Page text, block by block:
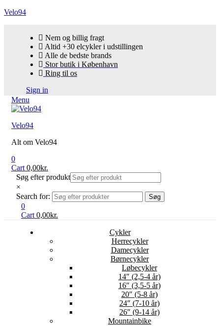
Velo94
Nem og billig fragt
Altid +30 elcykler i udstillingen
Alle de bedste brands
Stor butik i København
Ring til os
Sign in
Menu
Velo94
Alt om Velo94
0
Cart 0,00kr.
Søg efter produkt
×
Search for:
Søg
0
Cart 0,00kr.
Cykler
Herrecykler
Damecykler
Børnecykler
Løbecykler
14″ (2,5-4 år)
16″ (3,5-5 år)
20″ (5-8 år)
24″ (7-10 år)
26″ (9-14 år)
Mountainbike